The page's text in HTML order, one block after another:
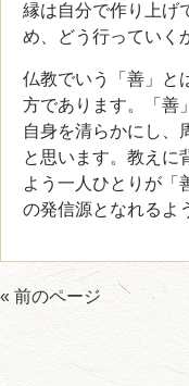
縁は自分で作り上げ
め、どう行っていく
仏教でいう「善」と
方であります。「善
自身を清らかにし、
と思います。教えに
よう一人ひとりが「
の発信源となれるよ
« 前のページ